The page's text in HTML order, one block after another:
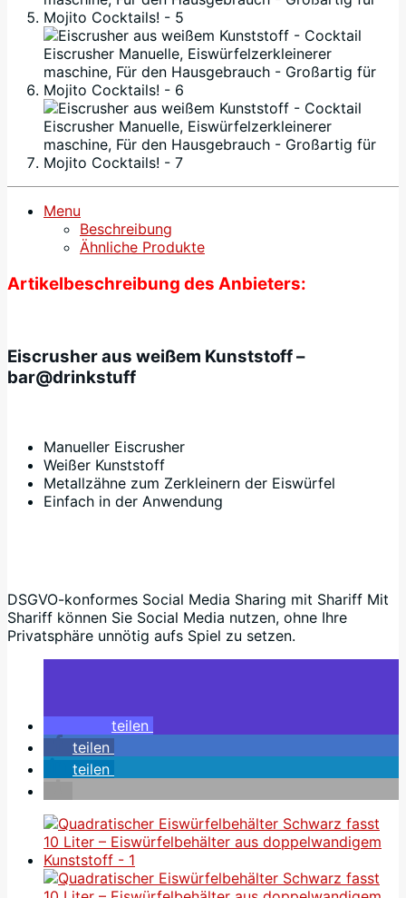
Menu
Beschreibung
Ähnliche Produkte
Artikelbeschreibung des Anbieters:
Eiscrusher aus weißem Kunststoff –
bar@drinkstuff
Manueller Eiscrusher
Weißer Kunststoff
Metallzähne zum Zerkleinern der Eiswürfel
Einfach in der Anwendung
DSGVO-konformes Social Media Sharing mit Shariff Mit
Shariff können Sie Social Media nutzen, ohne Ihre
Privatsphäre unnötig aufs Spiel zu setzen.
teilen
teilen
teilen